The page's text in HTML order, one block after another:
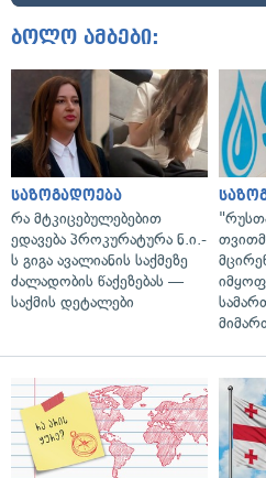
ბოლო ამბები:
საზოგადოება
რა მტკიცებულებებით
ედავება პროკურატურა ნ.ი.-
ს გიგა ავალიანის საქმეზე
ძალადობის წაქეზებას —
საქმის დეტალები